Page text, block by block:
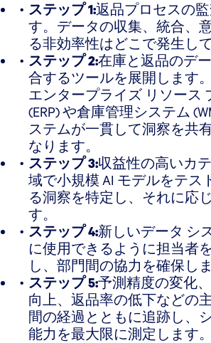
ステップ 1:返品プロセスの
す。データの収集、統合、
る非効率性はどこで発生し
ステップ 2:在庫と返品のデ
合するツールを展開します
エンタープライズ リソース
(ERP) や倉庫管理システム
ステムが一貫して洞察を共
なります。
ステップ 3:収益性の高いカ
域で小規模 AI モデルをテス
る洞察を特定し、それに応
す。
ステップ 4:新しいデータ シ
に使用できるように担当者
し、部門間の協力を確保しま
ステップ 5:予測精度の変化
向上、返品率の低下などの
間の経過とともに追跡し、
能力を最大限に測定します。